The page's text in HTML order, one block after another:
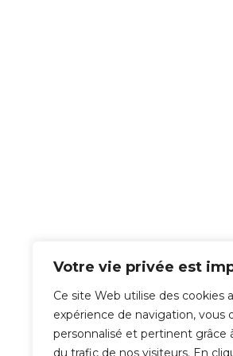
Votre vie privée est
Ce site Web utilise des cookies
expérience de navigation, vous
personnalisé et pertinent grâce
du trafic de nos visiteurs. En